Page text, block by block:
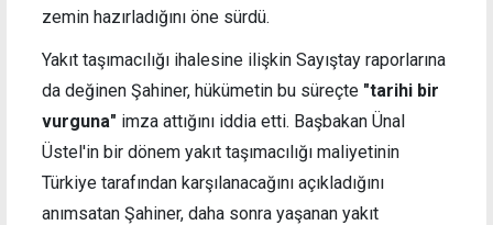
zemin hazırladığını öne sürdü.
Yakıt taşımacılığı ihalesine ilişkin Sayıştay raporlarına
da değinen Şahiner, hükümetin bu süreçte "tarihi bir
vurguna" imza attığını iddia etti. Başbakan Ünal
Üstel'in bir dönem yakıt taşımacılığı maliyetinin
Türkiye tarafından karşılanacağını açıkladığını
anımsatan Şahiner, daha sonra yaşanan yakıt